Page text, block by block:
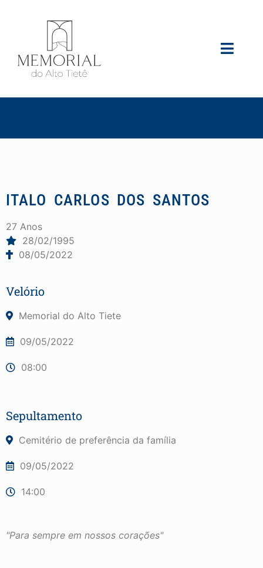
ITALO CARLOS DOS SANTOS
27 Anos
28/02/1995
08/05/2022
Velório
Memorial do Alto Tiete
09/05/2022
08:00
Sepultamento
Cemitério de preferência da família
09/05/2022
14:00
"Para sempre em nossos corações"